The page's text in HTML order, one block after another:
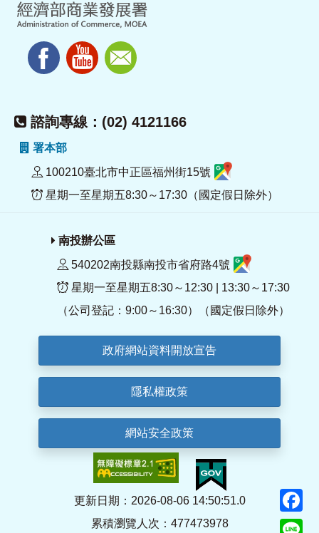
諮詢專線：(02) 4121166
署本部
100210臺北市中正區福州街15號
星期一至星期五8:30～17:30（國定假日除外）
南投辦公區
540202南投縣南投市省府路4號
星期一至星期五8:30～12:30 | 13:30～17:30
（公司登記：9:00～16:30）（國定假日除外）
政府網站資料開放宣告
隱私權政策
網站安全政策
更新日期：2026-08-06 14:50:51.0
累積瀏覽人次：477473978